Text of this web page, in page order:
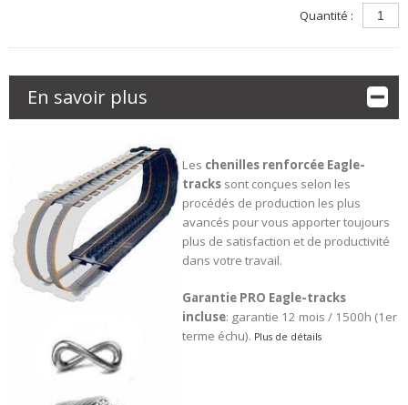
Quantité :
En savoir plus
Les chenilles renforcée Eagle-
trackssont conçues selon les
procédés de production les plus
avancés pour vous apporter toujours
plus de satisfaction et de productivité
dans votre travail.
Garantie PRO Eagle-tracks
incluse: garantie 12 mois / 1500h (1er
terme échu). Plus de détails